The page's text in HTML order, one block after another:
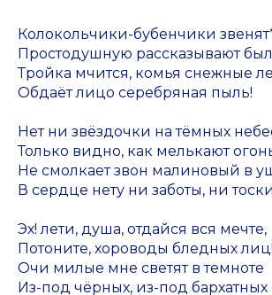
Колокольчики-бубенчики
Простодушную рассказывают
Тройка мчится, комья снежные
Обдаёт лицо серебряная пыль!
Нет ни звёздочки на тёмных
Только видно, как мелькают
Не смолкает звон малиновый в
В сердце нету ни заботы, ни
Эх! лети, душа, отдайся вся мечте,
Потоните, хороводы бледных лиц!
Очи милые мне светят в темноте
Из-под чёрных, из-под бархатных